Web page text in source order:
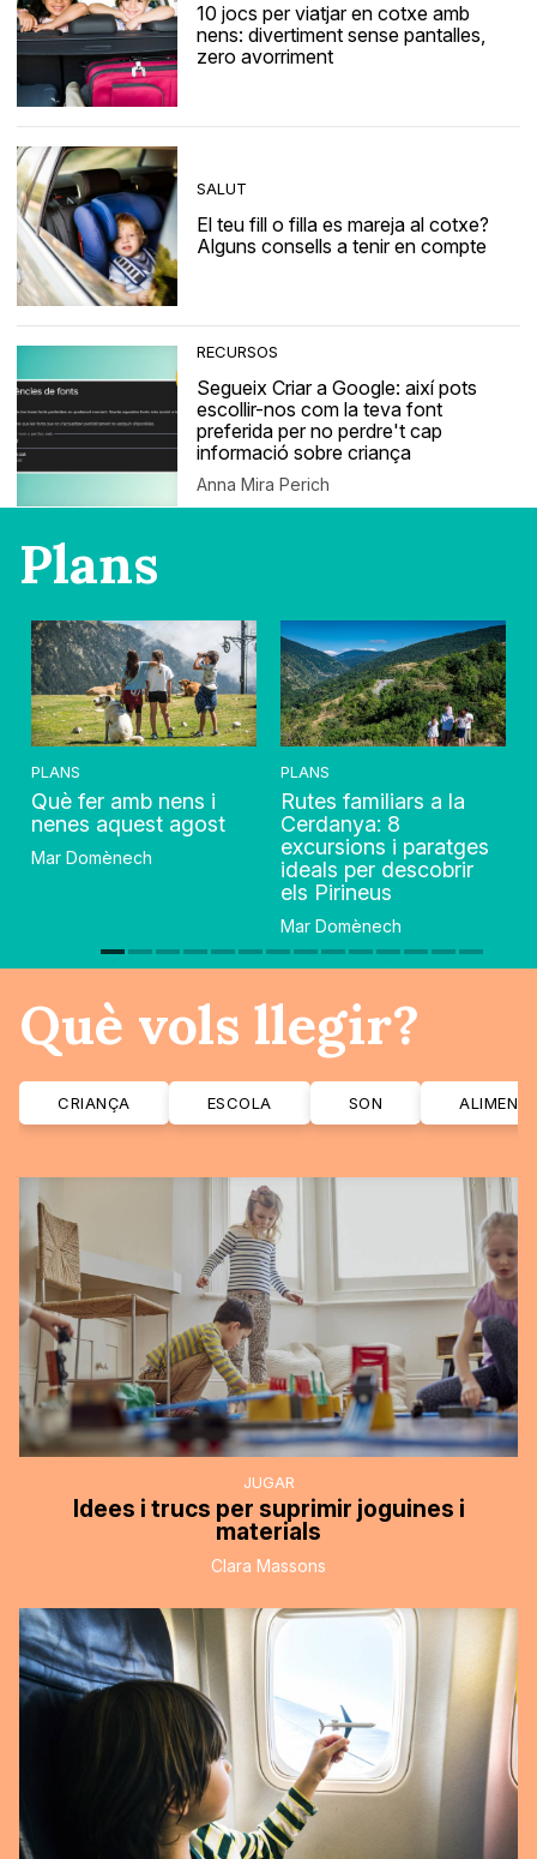
10 jocs per viatjar en cotxe amb
nens: divertiment sense pantalles,
zero avorriment
SALUT
El teu fill o filla es mareja al cotxe?
Alguns consells a tenir en compte
RECURSOS
Segueix Criar a Google: així pots
escollir-nos com la teva font
preferida per no perdre't cap
informació sobre criança
Anna Mira Perich
Plans
PLANS
Què fer amb nens i
nenes aquest agost
Mar Domènech
PLANS
Rutes familiars a la
Cerdanya: 8
excursions i paratges
ideals per descobrir
els Pirineus
Mar Domènech
Què vols llegir?
CRIANÇA ESCOLA SON
JUGAR
Idees i trucs per suprimir joguines i
materials
Clara Massons